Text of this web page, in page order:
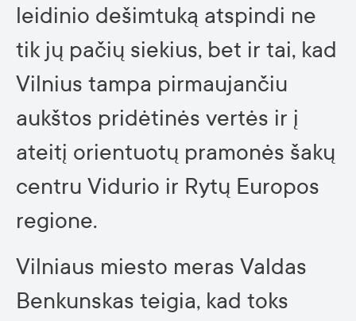
leidinio dešimtuką atspindi ne
tik jų pačių siekius, bet ir tai, kad
Vilnius tampa pirmaujančiu
aukštos pridėtinės vertės ir į
ateitį orientuotų pramonės šakų
centru Vidurio ir Rytų Europos
regione.
Vilniaus miesto meras Valdas
Benkunskas teigia, kad toks